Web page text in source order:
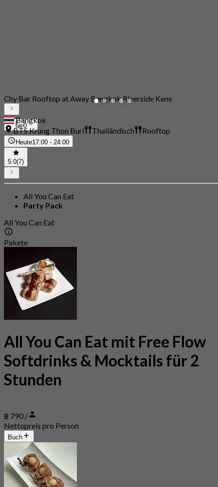
0
Chy Bar Rooftop at Away Bangkok Riverside Kene
Bangkok
BTS Krung Thon Buri
Thailändisch Rooftop
Heute17:00 - 24:00
5.0(7)
All You Can Eat
Party Pack
All You Can Eat
Pakete
All You Can Eat mit Free Flow
Softdrinks & Mocktails für 2
Stunden
฿ 790 /
Nettopreis pro Person
Buch